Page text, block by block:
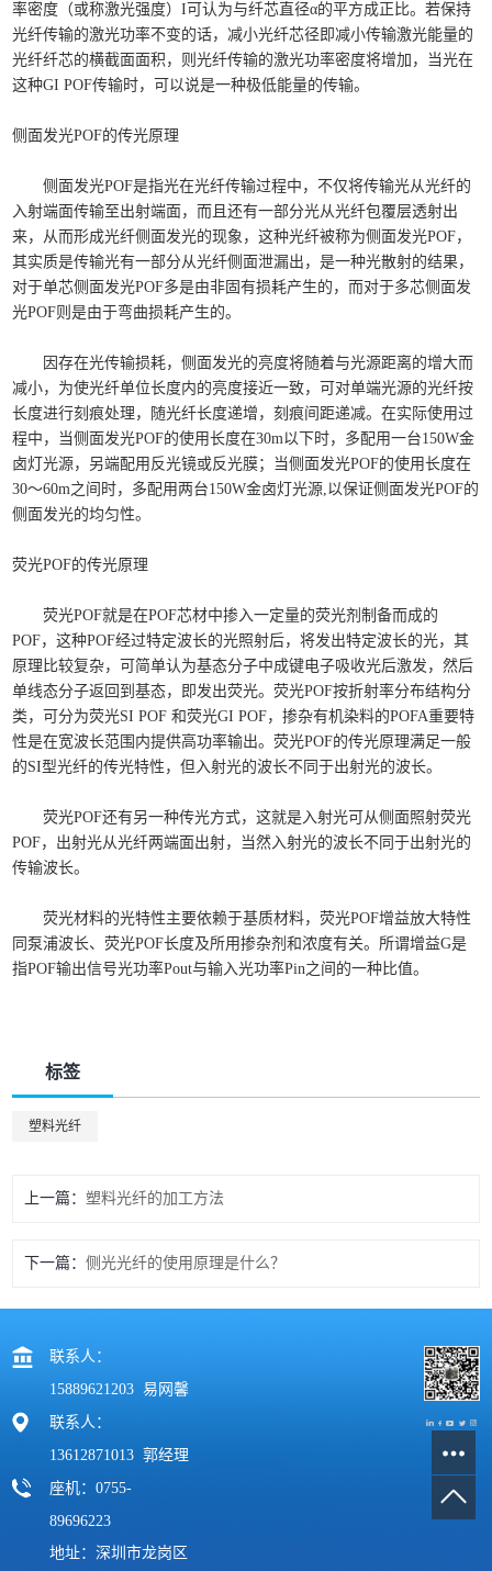
率密度（或称激光强度）I可认为与纤芯直径α的平方成正比。若保持
光纤传输的激光功率不变的话，减小光纤芯径即减小传输激光能量的
光纤纤芯的横截面面积，则光纤传输的激光功率密度将增加，当光在
这种GI POF传输时，可以说是一种极低能量的传输。
侧面发光POF的传光原理
侧面发光POF是指光在光纤传输过程中，不仅将传输光从光纤的
入射端面传输至出射端面，而且还有一部分光从光纤包覆层透射出
来，从而形成光纤侧面发光的现象，这种光纤被称为侧面发光POF，
其实质是传输光有一部分从光纤侧面泄漏出，是一种光散射的结果，
对于单芯侧面发光POF多是由非固有损耗产生的，而对于多芯侧面发
光POF则是由于弯曲损耗产生的。
因存在光传输损耗，侧面发光的亮度将随着与光源距离的增大而
减小，为使光纤单位长度内的亮度接近一致，可对单端光源的光纤按
长度进行刻痕处理，随光纤长度递增，刻痕间距递减。在实际使用过
程中，当侧面发光POF的使用长度在30m以下时，多配用一台150W金
卤灯光源，另端配用反光镜或反光膜；当侧面发光POF的使用长度在
30～60m之间时，多配用两台150W金卤灯光源,以保证侧面发光POF的
侧面发光的均匀性。
荧光POF的传光原理
荧光POF就是在POF芯材中掺入一定量的荧光剂制备而成的
POF，这种POF经过特定波长的光照射后，将发出特定波长的光，其
原理比较复杂，可简单认为基态分子中成键电子吸收光后激发，然后
单线态分子返回到基态，即发出荧光。荧光POF按折射率分布结构分
类，可分为荧光SI POF 和荧光GI POF，掺杂有机染料的POFA重要特
性是在宽波长范围内提供高功率输出。荧光POF的传光原理满足一般
的SI型光纤的传光特性，但入射光的波长不同于出射光的波长。
荧光POF还有另一种传光方式，这就是入射光可从侧面照射荧光
POF，出射光从光纤两端面出射，当然入射光的波长不同于出射光的
传输波长。
荧光材料的光特性主要依赖于基质材料，荧光POF增益放大特性
同泵浦波长、荧光POF长度及所用掺杂剂和浓度有关。所谓增益G是
指POF输出信号光功率Pout与输入光功率Pin之间的一种比值。
标签
塑料光纤
上一篇 塑料光纤的加工方法
下一篇 侧光光纤的使用原理是什么？
联系人：
15889621203 易网馨
联系人：
13612871013 郭经理
座机：0755-
89696223
地址：深圳市龙岗区